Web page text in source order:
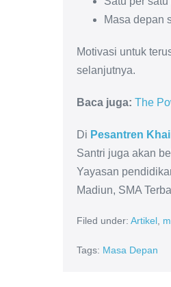
Masa depan
Motivasi untuk
selanjutnya.
Baca juga: The
Di Pesantren
Santri juga akan
Yayasan
Madiun, SMA
Filed under: Artikel
Tags: Masa Depan